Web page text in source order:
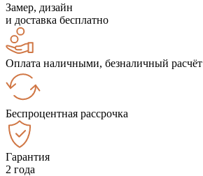
Замер, дизайн
и доставка бесплатно
Оплата наличными, безналичный расчёт
Беспроцентная рассрочка
Гарантия
2 года